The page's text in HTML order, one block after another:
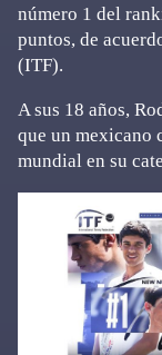
número 1 del
puntos, de
(ITF).
A sus 18 años,
que un mexicano
mundial en su